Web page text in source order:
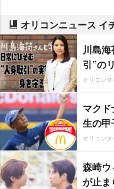
オリコンニュース イ
川島
引”の
オリコン
マク
生の甲
オリコン
森崎ウ
が止ま